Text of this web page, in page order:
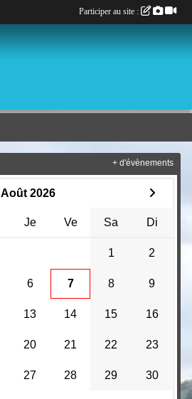
Août 2026
Je Ve Sa Di
1 2
6 7 8 9
13 14 15 16
20 21 22 23
27 28 29 30
+ d'évènements
Participer au site :